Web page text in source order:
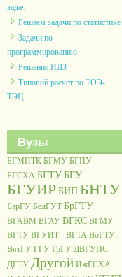
задач
Решаем задачи по статистике
Задачи по
программированию
Решение ИДЗ
Типовой расчет по ТОЭ-
ТЭЦ
Вузы
БГМПТК БГМУ БГПУ
БГСХА БГТУБГУ
БГУИРБИПБНТУ
БарГУ БелГУТ БрГТУ
ВГАВМ ВГАУ ВГКС ВГМУ
ВГТУ ВГУИТ - ВГТА ВоГТУ
ВятГУ ГГУ ГрГУ ДВГУПС
ДГТУ Другой ИжГСХА